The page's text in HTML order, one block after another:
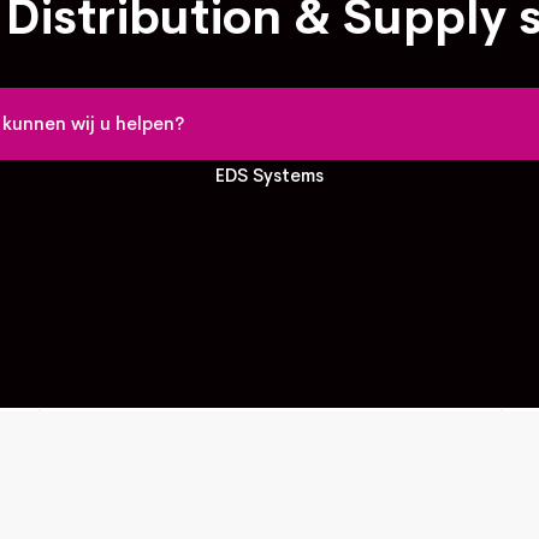
& Supply
EDS Systems